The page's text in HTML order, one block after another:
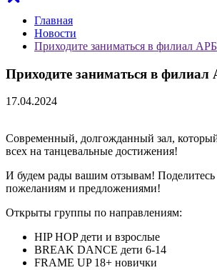
Главная
Новости
Приходите заниматься в филиал
Приходите заниматься в
17.04.2024
Современный, долгожданный зал, который
всех на танцевальные достижения!
И будем рады вашим отзывам!
пожеланиям и предложениями!
Открыты группы по направлениям:
HIP HOP дети и взрослые
BREAK DANCE дети 6-14
FRAME UP 18+ новички